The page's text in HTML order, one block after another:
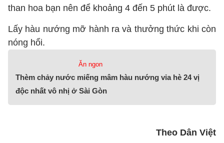
than hoa bạn nên để khoảng 4 đến 5 phút là được.
Lấy hàu nướng mỡ hành ra và thưởng thức khi còn
nóng hổi.
Ăn ngon
Thèm chảy nước miếng mâm hàu nướng vỉa hè 24 vị
độc nhất vô nhị ở Sài Gòn
Theo Dân Việt